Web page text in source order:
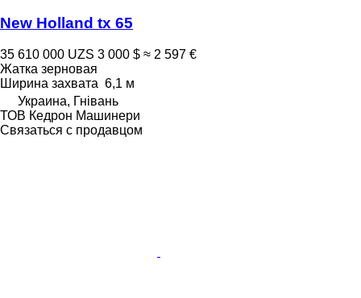
New Holland tx 65
35 610 000 UZS 3 000 $ ≈ 2 597 €
Жатка зерновая
Ширина захвата 6,1 м
Украина, Гнівань
ТОВ Кедрон Машинери
Связаться с продавцом